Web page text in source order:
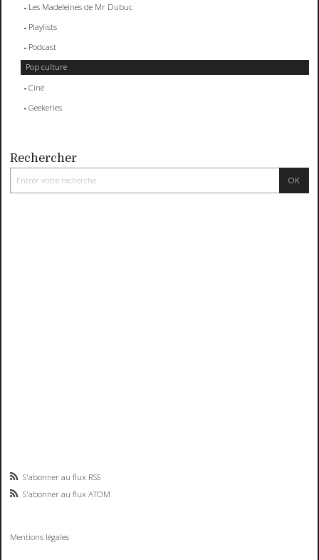
Les Madeleines de Mr Dubuc
Playlists
Podcast
Pop culture
Ciné
Geekeries
Rechercher
S'abonner au flux RSS
S'abonner au flux ATOM
Mentions légales